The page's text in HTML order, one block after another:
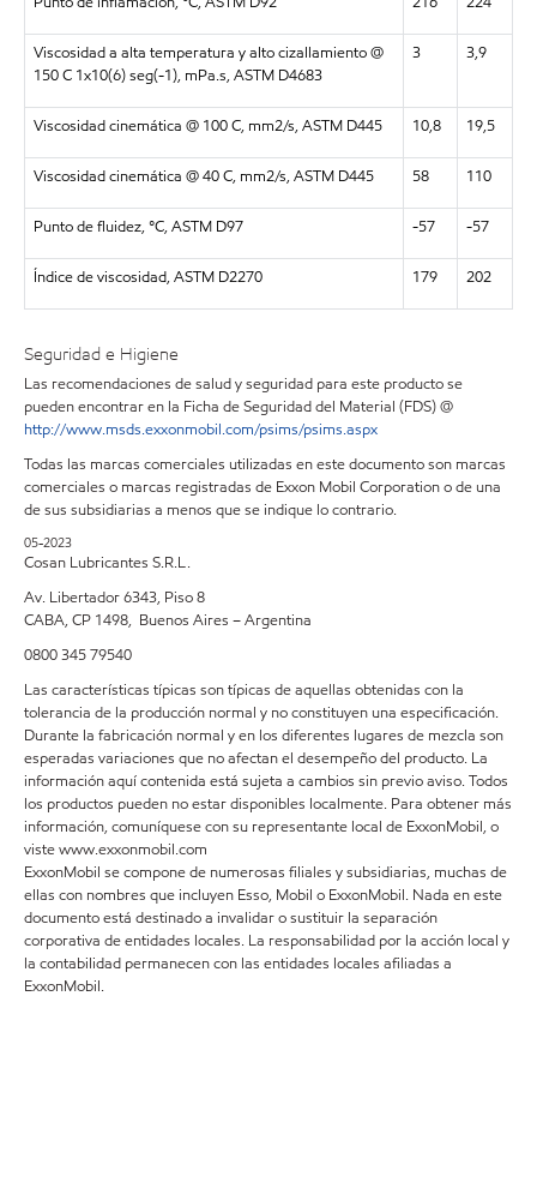
Viscosidad a alta temperatura y alto cizallamiento @
150 C 1x10(6) seg(-1), mPa.s, ASTM D4683
3 3,9
Viscosidad cinemática @ 100 C, mm2/s, ASTM D445 10,8 19,5
Viscosidad cinemática @ 40 C, mm2/s, ASTM D445 58 110
Punto de fluidez, °C, ASTM D97 -57 -57
Índice de viscosidad, ASTM D2270 179 202
Seguridad e Higiene
Las recomendaciones de salud y seguridad para este producto se
pueden encontrar en la Ficha de Seguridad del Material (FDS) @
http://www.msds.exxonmobil.com/psims/psims.aspx
Todas las marcas comerciales utilizadas en este documento son marcas
comerciales o marcas registradas de Exxon Mobil Corporation o de una
de sus subsidiarias a menos que se indique lo contrario.
05-2023
Cosan Lubricantes S.R.L.
Av. Libertador 6343, Piso 8
CABA, CP 1498, Buenos Aires – Argentina
0800 345 79540
Las características típicas son típicas de aquellas obtenidas con la
tolerancia de la producción normal y no constituyen una especificación.
Durante la fabricación normal y en los diferentes lugares de mezcla son
esperadas variaciones que no afectan el desempeño del producto. La
información aquí contenida está sujeta a cambios sin previo aviso. Todos
los productos pueden no estar disponibles localmente. Para obtener más
información, comuníquese con su representante local de ExxonMobil, o
viste www.exxonmobil.com
ExxonMobil se compone de numerosas filiales y subsidiarias, muchas de
ellas con nombres que incluyen Esso, Mobil o ExxonMobil. Nada en este
documento está destinado a invalidar o sustituir la separación
corporativa de entidades locales. La responsabilidad por la acción local y
la contabilidad permanecen con las entidades locales afiliadas a
ExxonMobil.